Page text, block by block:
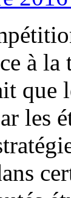
à la
que
les